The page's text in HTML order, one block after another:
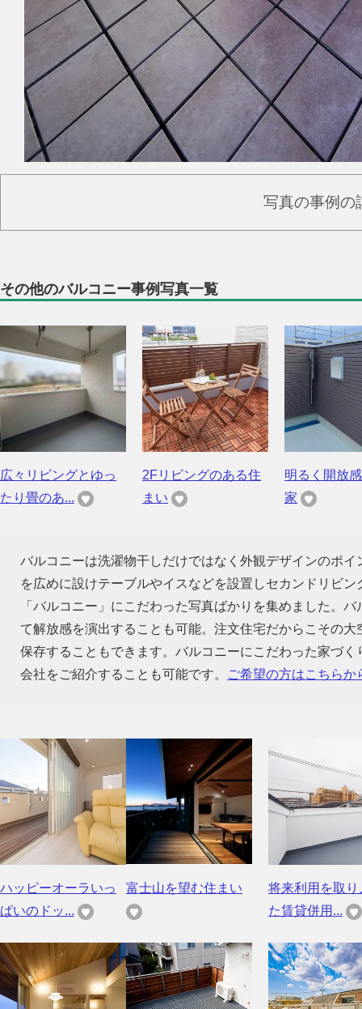
写真の事例の
その他のバルコニー事例写真一覧
広々リビングとゆっ
たり畳のあ...
2Fリビングのある住
まい
明るく開放
家
バルコニーは洗濯物干しだけではなく外観デザインのポ
を広めに設けテーブルやイスなどを設置しセカンドリビ
「バルコニー」にこだわった写真ばかりを集めました。
て解放感を演出することも可能。注文住宅だからこその
保存することもできます。バルコニーにこだわった家づ
会社をご紹介することも可能です。
ご希望の方はこちらか
ハッピーオーラいっ
ぱいのドッ...
富士山を望む住まい
将来利用を取り
た賃貸併用...